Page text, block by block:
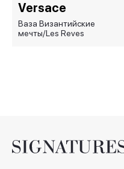
Versace
Ваза Византийские
мечты/Les Reves